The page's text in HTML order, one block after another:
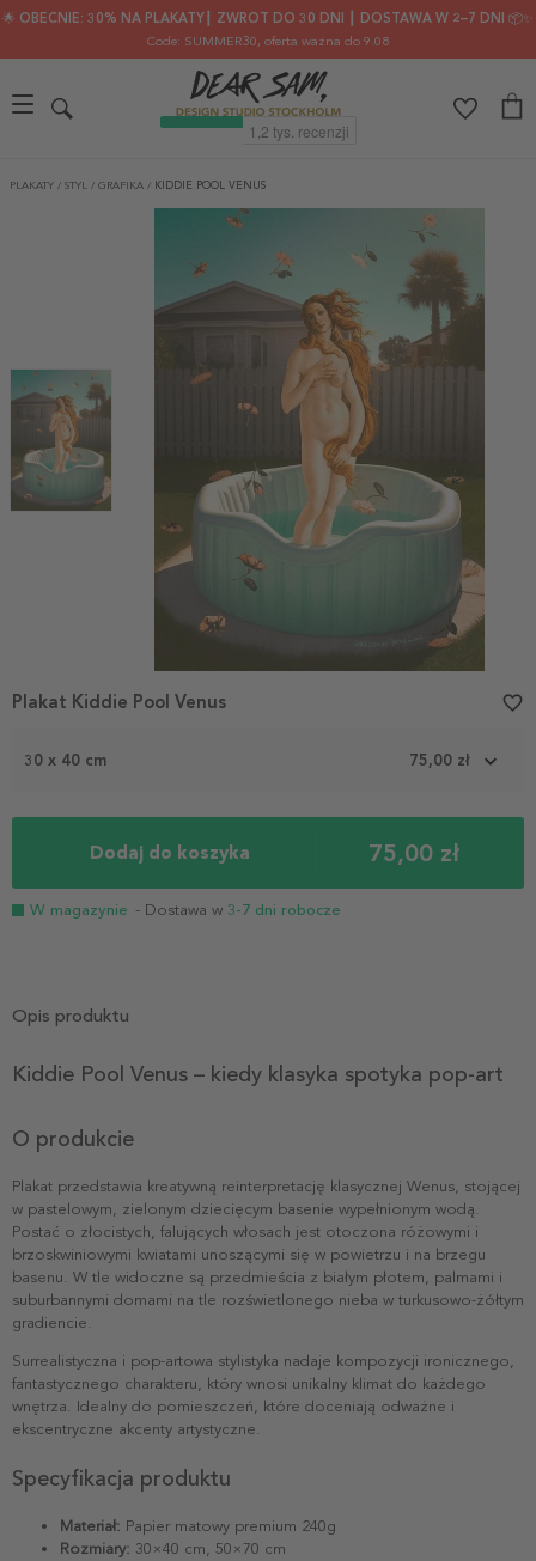
🌟 OBECNIE: 30% NA PLAKATY┃ ZWROT DO 30 DNI ┃ DOSTAWA W 2–7 DNI 📦✨
Code: SUMMER30, oferta ważna do 9.08
PLAKATY / STYL / GRAFIKA / KIDDIE POOL VENUS
30 x 40 cm 75,00 zł
Dodaj do koszyka 75,00 zł
W magazynie - Dostawa w 3-7 dni robocze
Plakat Kiddie Pool Venus favorite_border
Opis produktu
Kiddie Pool Venus – kiedy klasyka spotyka pop-art
O produkcie
Plakat przedstawia kreatywną reinterpretację klasycznej Wenus, stojącej
w pastelowym, zielonym dziecięcym basenie wypełnionym wodą.
Postać o złocistych, falujących włosach jest otoczona różowymi i
brzoskwiniowymi kwiatami unoszącymi się w powietrzu i na brzegu
basenu. W tle widoczne są przedmieścia z białym płotem, palmami i
suburbannymi domami na tle rozświetlonego nieba w turkusowo-żółtym
gradiencie.
Surrealistyczna i pop-artowa stylistyka nadaje kompozycji ironicznego,
fantastycznego charakteru, który wnosi unikalny klimat do każdego
wnętrza. Idealny do pomieszczeń, które doceniają odważne i
ekscentryczne akcenty artystyczne.
Specyfikacja produktu
Materiał: Papier matowy premium 240g
Rozmiary: 30×40 cm, 50×70 cm